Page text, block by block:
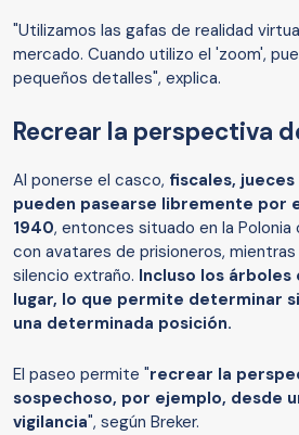
"Utilizamos las gafas de realidad
mercado. Cuando utilizo el 'zoom',
pequeños detalles", explica.
Recrear la perspectiva
Al ponerse el casco, fiscales,
pueden pasearse libremente por
1940, entonces situado en la Polonia
con avatares de prisioneros,
silencio extraño. Incluso los árboles
lugar, lo que permite determinar
una determinada posición.
El paseo permite "recrear la
sospechoso, por ejemplo, desde
vigilancia", según Breker.